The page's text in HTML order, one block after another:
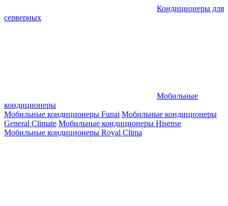
Кондиционеры для
серверных
Мобильные
кондиционеры
Мобильные кондиционеры Funai Мобильные кондиционеры
General Climate Мобильные кондиционеры Hisense
Мобильные кондиционеры Royal Clima